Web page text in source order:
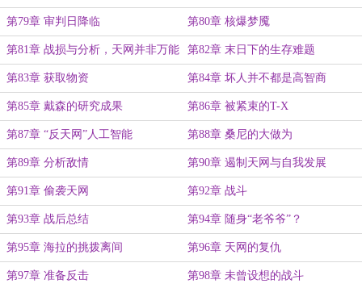
第79章 审判日降临 第80章 核爆梦魇
第81章 战损与分析，天网并非万能 第82章 末日下的生存难题
第83章 获取物资 第84章 坏人并不都是高智商
第85章 戴森的研究成果 第86章 被紧束的T-X
第87章 “反天网”人工智能 第88章 桑尼的大做为
第89章 分析敌情 第90章 遏制天网与自我发展
第91章 偷袭天网 第92章 战斗
第93章 战后总结 第94章 随身“老爷爷”？
第95章 海拉的挑拨离间 第96章 天网的复仇
第97章 准备反击 第98章 未曾设想的战斗